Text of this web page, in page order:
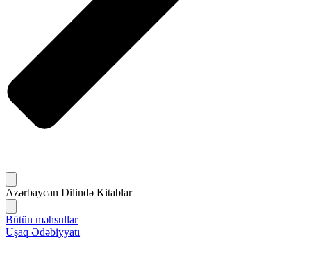
Azərbaycan Dilində Kitablar
Bütün məhsullar
Uşaq Ədəbiyyatı